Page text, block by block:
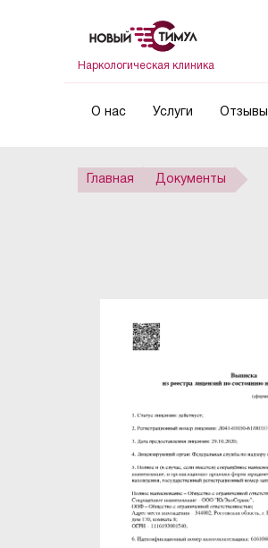
Наркологическая клиника
О нас Услуги Отзывы
Главная Документы